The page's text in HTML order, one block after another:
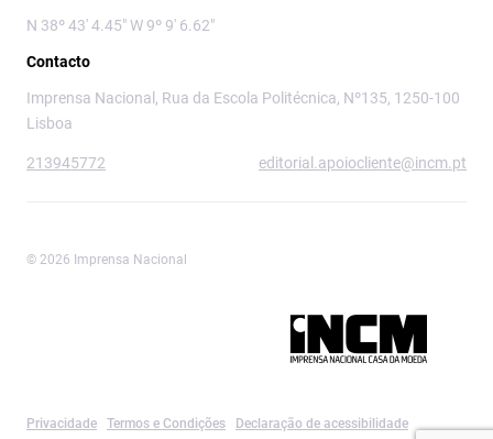
N 38º 43' 4.45" W 9º 9' 6.62"
Contacto
Imprensa Nacional, Rua da Escola Politécnica, Nº135, 1250-100
Lisboa
213945772 editorial.apoiocliente@incm.pt
© 2026 Imprensa Nacional
Privacidade Termos e Condições Declaração de acessibilidade